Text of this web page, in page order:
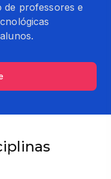
de professores e